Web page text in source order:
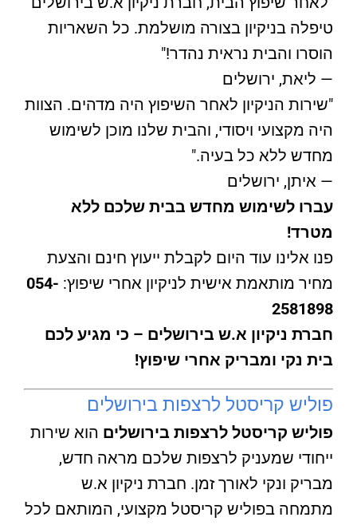
טיפלה בניקיון בצורה מושלמת. כל השאריות
הוסרו והבית נראית נהדר!"
— ליאת, ירושלים
"שירות הניקיון לאחר השיפוץ היה מדהים. הצוות
היה מקצועי ויסודי, והבית שלנו מוכן לשימוש
מחדש ללא כל בעיה."
— איתן, ירושלים
עברו לשימוש מחדש בבית שלכם ללא
מטרד!
פנו אלינו עוד היום לקבלת ייעוץ חינם והצעת
מחיר מותאמת אישית לניקיון אחרי שיפוץ: 054-
2581898
חברת ניקיון א.ש בירושלים – כי מגיע לכם
בית נקי ומבריק אחרי שיפוץ!
פוליש קריסטל לרצפות בירושלים
פוליש קריסטל לרצפות בירושלים הוא שירות
ייחודי שמעניק לרצפות שלכם מראה חדש,
מבריק ונקי לאורך זמן. חברת ניקיון א.ש
מתמחה בפוליש קריסטל מקצועי, המותאם לכל